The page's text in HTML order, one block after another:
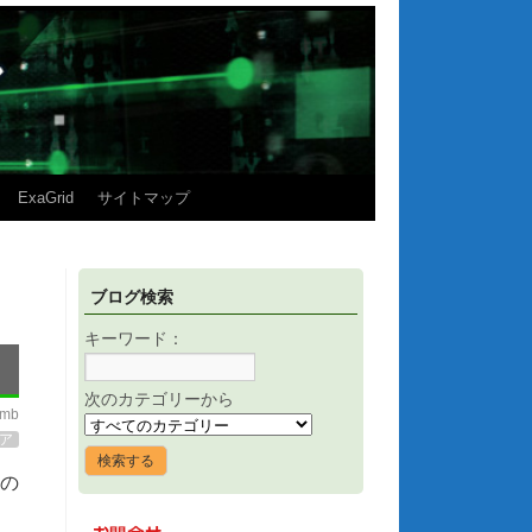
ExaGrid サイトマップ
ブログ検索
キーワード：
次のカテゴリーから